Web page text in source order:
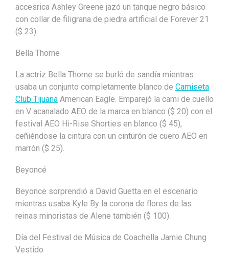
accesrica Ashley Greene jazó un tanque negro básico
con collar de filigrana de piedra artificial de Forever 21
($ 23).
Bella Thorne
La actriz Bella Thorne se burló de sandía mientras
usaba un conjunto completamente blanco de Camiseta
Club Tijuana American Eagle. Emparejó la cami de cuello
en V acanalado AEO de la marca en blanco ($ 20) con el
festival AEO Hi-Rise Shorties en blanco ($ 45),
ceñiéndose la cintura con un cinturón de cuero AEO en
marrón ($ 25).
Beyoncé
Beyonce sorprendió a David Guetta en el escenario
mientras usaba Kyle By la corona de flores de las
reinas minoristas de Alene también ($ 100).
Día del Festival de Música de Coachella Jamie Chung
Vestido